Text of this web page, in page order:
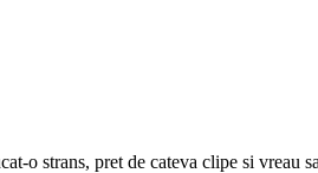
o strans, pret de cateva clipe si